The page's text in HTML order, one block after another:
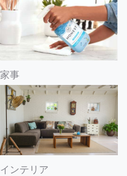
家事
インテリア